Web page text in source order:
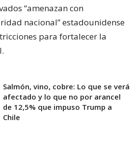
“amenazan con
nacional” estadounidense
para fortalecer la
Salmón, vino, cobre: Lo que se verá
afectado y lo que no por arancel
de 12,5% que impuso Trump a
Chile